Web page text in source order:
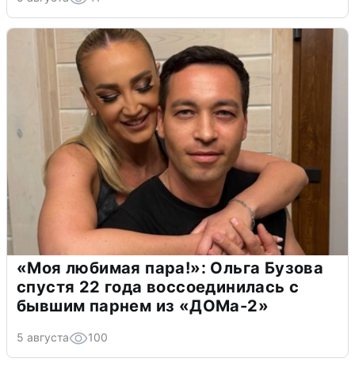
«Моя любимая пара!»: Ольга Бузова
спустя 22 года воссоединилась с
бывшим парнем из «ДОМа-2»
5 августа 100